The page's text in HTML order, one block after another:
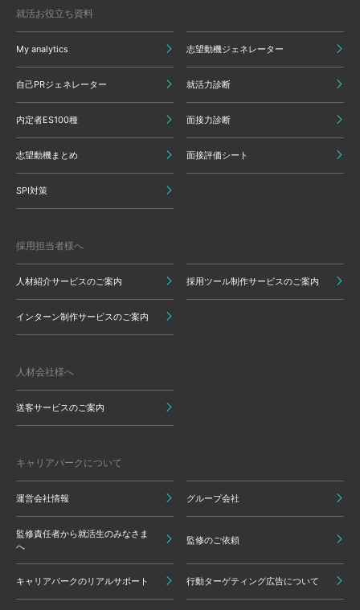
就活お役立ち資料
My analytics 志望動機ジェネレーター
自己PRジェネレーター 就活力診断
内定者ES100種 面接力診断
志望動機まとめ 面接評価シート
SPI対策
採用担当者様へ
人材紹介サービスのご案内 採用ツール制作サービスのご案内
インターン制作サービスのご案内
人材会社様へ
送客サービスのご案内
キャリアパークについて
運営会社情報 グループ会社
監修責任者から就活生のみなさま
へ
監修のご依頼
キャリアパークのリアルサポート 行動ターゲティング広告について